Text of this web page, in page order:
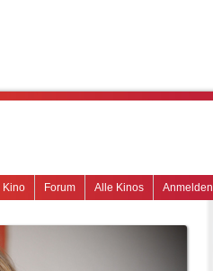
Anmelden
Alle Kinos
Forum
Kino